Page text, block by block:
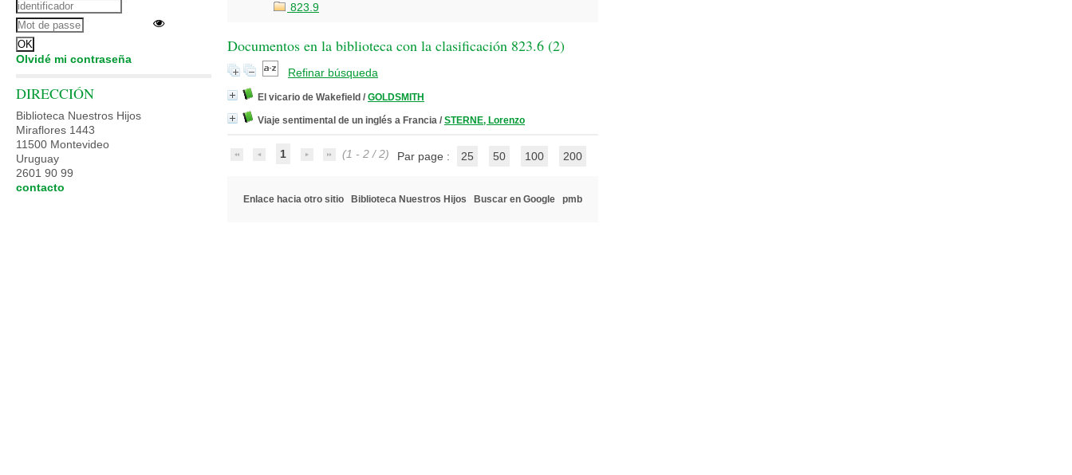
823.9
Documentos en la biblioteca con la clasificación 823.6 (2)
Refinar búsqueda
El vicario de Wakefield / GOLDSMITH
Viaje sentimental de un inglés a Francia / STERNE, Lorenzo
1 (1 - 2 / 2) Par page : 25 50 100 200
Enlace hacia otro sitio Biblioteca Nuestros Hijos Buscar en Google pmb
Olvidé mi contraseña
DIRECCIÓN
Biblioteca Nuestros Hijos
Miraflores 1443
11500 Montevideo
Uruguay
2601 90 99
contacto